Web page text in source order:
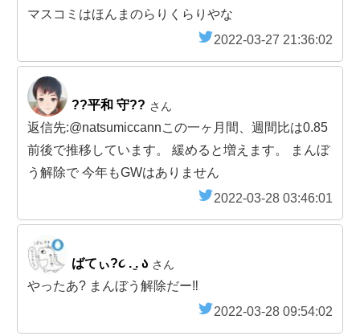
マスコミはほんまのらりくらりやな
2022-03-27 21:36:02
??平和 守?? さん
返信先:@natsumiccannこの一ヶ月間、週間比は0.85
前後で推移しています。 緩めると増えます。 まんぼ
う解除で 今年もGWはありません
2022-03-28 03:46:01
ばてぃ?૮ . ̫. ა さん
やったあ? まんぼう解除だー‼️
2022-03-28 09:54:02